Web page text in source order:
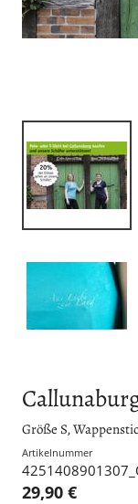
Größe S,
Artikelnummer
29,90 €